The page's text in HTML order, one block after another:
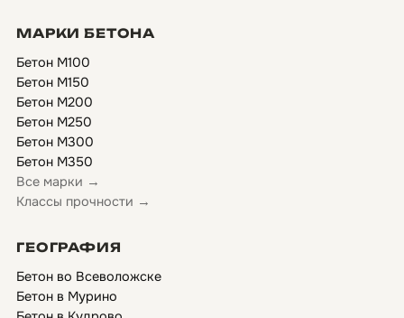
МАРКИ БЕТОНА
Бетон М100
Бетон М150
Бетон М200
Бетон М250
Бетон М300
Бетон М350
Все марки →
Классы прочности →
ГЕОГРАФИЯ
Бетон во Всеволожске
Бетон в Мурино